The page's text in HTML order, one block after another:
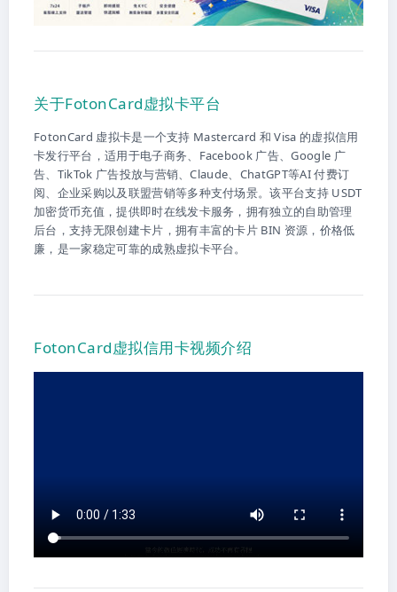
关于FotonCard虚拟卡平台
FotonCard 虚拟卡是一个支持 Mastercard 和 Visa 的虚拟信用
卡发行平台，适用于电子商务、Facebook 广告、Google 广
告、TikTok 广告投放与营销、Claude、ChatGPT等AI 付费订
阅、企业采购以及联盟营销等多种支付场景。该平台支持 USDT
加密货币充值，提供即时在线发卡服务，拥有独立的自助管理
后台，支持无限创建卡片，拥有丰富的卡片 BIN 资源，价格低
廉，是一家稳定可靠的成熟虚拟卡平台。
FotonCard虚拟信用卡视频介绍